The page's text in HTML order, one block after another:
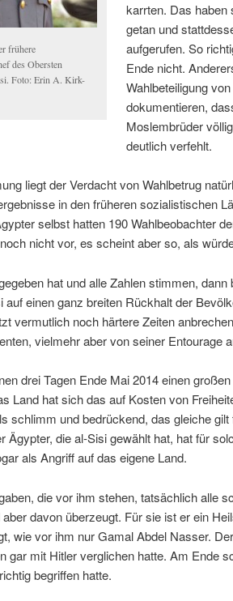
frühere
des Obersten
Foto: Erin A. Kirk-
karrten. Das haben
getan und
aufgerufen. So
Ende nicht.
Wahlbeteiligung
dokumentieren,
Moslembrüder
deutlich verfehlt.
liegt der Verdacht von Wahlbetrug
in den früheren sozialistischen
selbst hatten 190 Wahlbeobachter
nicht vor, es scheint aber so, als
hat und alle Zahlen stimmen,
auf einen ganz breiten Rückhalt der
vermutlich noch härtere Zeiten
vielmehr aber von seiner Entourage
drei Tagen Ende Mai 2014 einen
Land hat sich das auf Kosten von
schlimm und bedrückend, das gleiche
Ägypter, die al-Sisi gewählt hat, hat für
als Angriff auf das eigene Land.
die vor ihm stehen, tatsächlich alle
davon überzeugt. Für sie ist er ein
wie vor ihm nur Gamal Abdel Nasser.
gar mit Hitler verglichen hatte. Am Ende
begriffen hatte.